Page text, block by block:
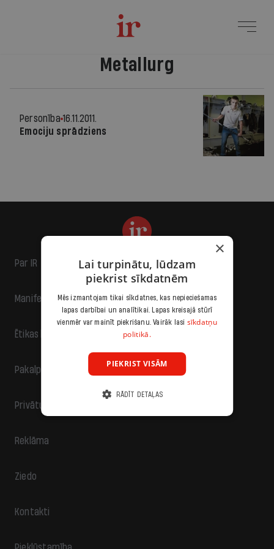
Metallurg
Personība 16.11.2011.
Emociju sprādziens
Par IR
Manifests
Ētikas kodekss
Pakalpojumu sniegšanas noteikumi
Privātuma politika
Reklāma
Ziedo
Kontakti
×
Lai turpinātu, lūdzam
piekrist sīkdatnēm
Mēs izmantojam tikai sīkdatnes, kas nepieciešamas
lapas darbībai un analītikai. Lapas kreisajā stūrī
vienmēr var mainīt piekrišanu. Vairāk lasi sīkdatņu
politikā.
PIEKRIST VISĀM
RĀDĪT DETAĻAS